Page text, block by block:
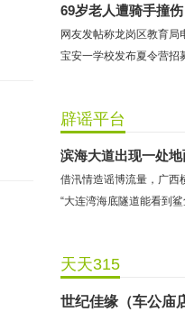
辟谣平台
“大连湾海底隧道能看到鲨
天天315
哈尔特健身：商家
龅牙兔儿童情商训
元宵佳节，发生了
粤宝乐儿童成长中